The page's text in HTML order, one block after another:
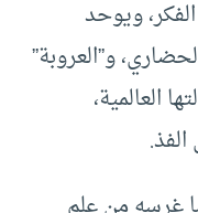
ويوحد
و”العروبة”
العالمية،